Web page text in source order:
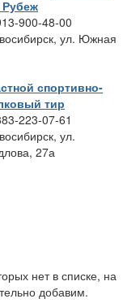
900-48-00
ул. Южная
спортивно-
тир
223-07-61
ул.
27а
нет в списке, на
добавим.